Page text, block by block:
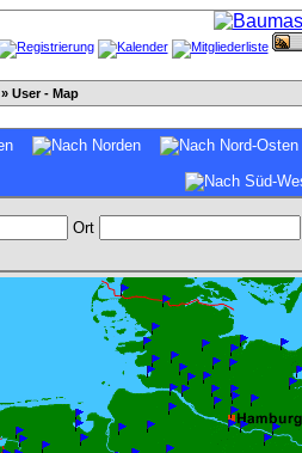
» User - Map
Ort